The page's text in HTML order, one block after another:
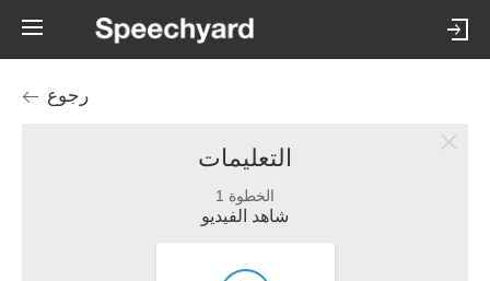
رجوع
التعليمات
الخطوة 1
شاهد الفيديو